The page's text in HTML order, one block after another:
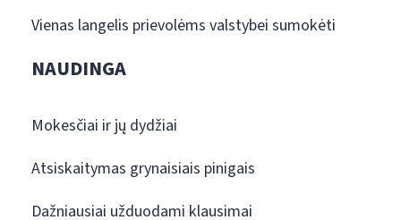
Vienas langelis prievolėms valstybei sumokėti
NAUDINGA
Mokesčiai ir jų dydžiai
Atsiskaitymas grynaisiais pinigais
Dažniausiai užduodami klausimai